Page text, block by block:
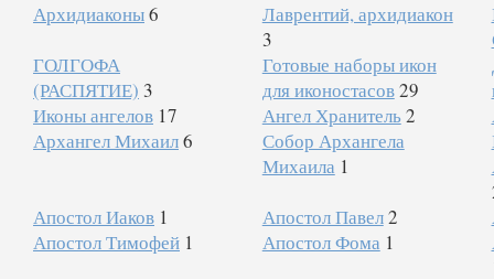
Архидиаконы6
Лаврентий, архидиакон
3
ГОЛГОФА
(РАСПЯТИЕ) 3
Готовые наборы икон
для иконостасов29
Иконы ангелов 17 Ангел Хранитель2
Архангел Михаил6
Собор Архангела
Михаила 1
Апостол Иаков 1 Апостол Павел2
Апостол Тимофей 1 Апостол Фома 1